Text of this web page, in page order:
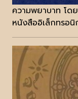
ความพยาบาท โด
หนังสืออิเล็กทรอ